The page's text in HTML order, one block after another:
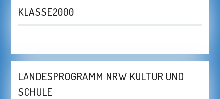
KLASSE2000
LANDESPROGRAMM NRW KULTUR UND
SCHULE